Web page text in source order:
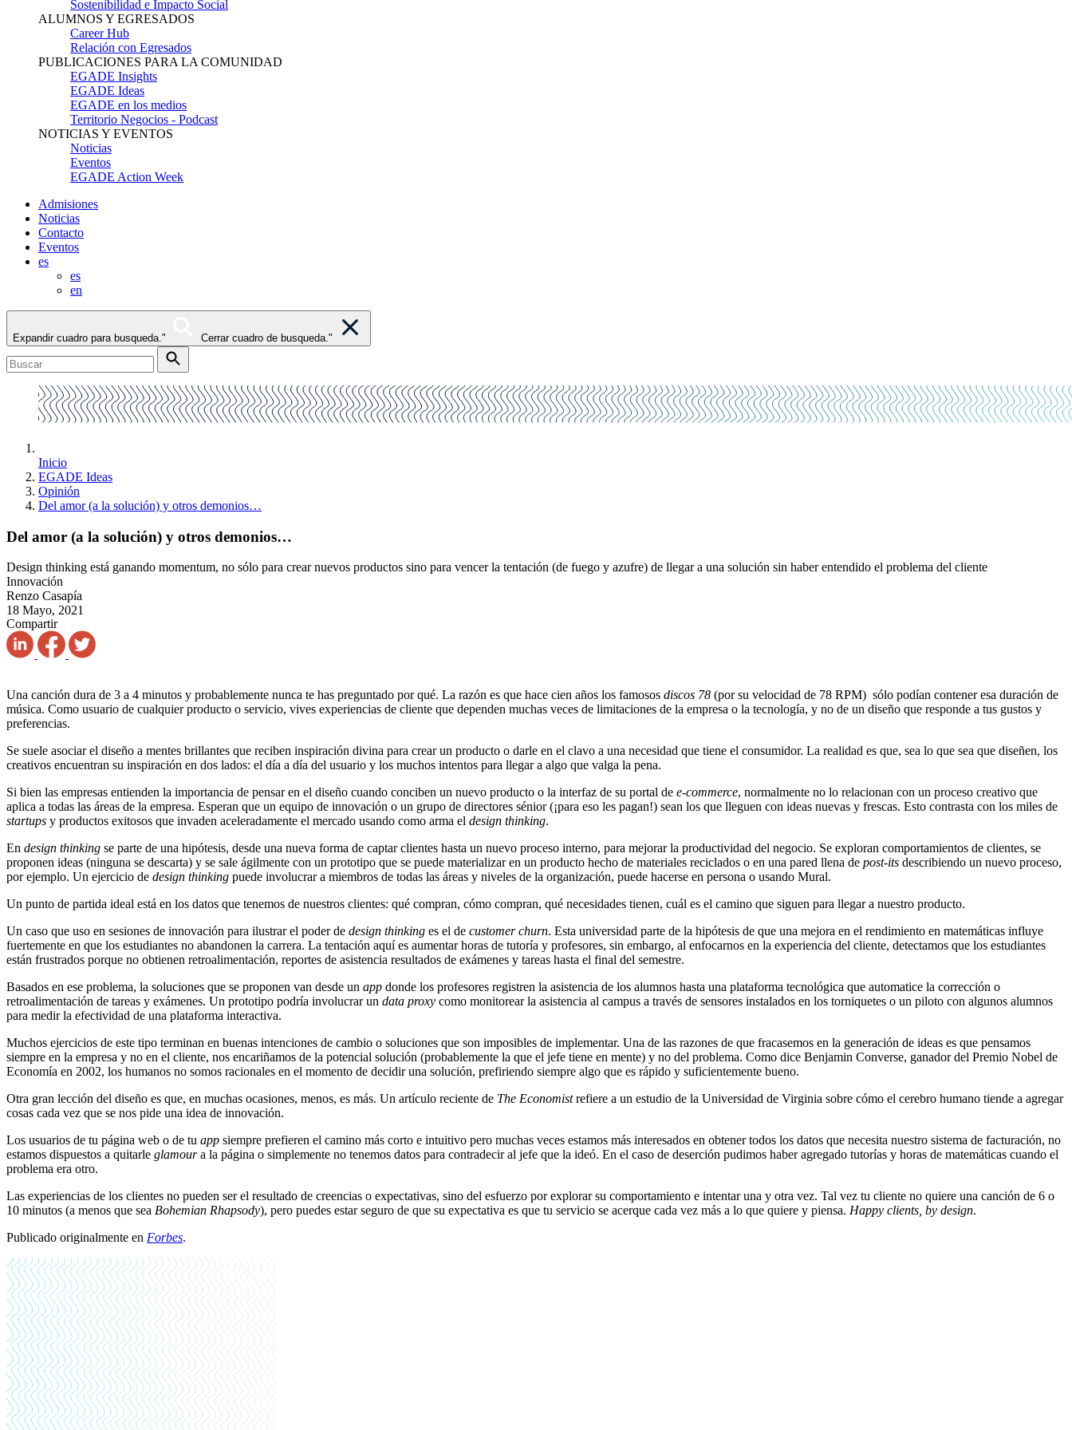
Sostenibilidad e Impacto Social
ALUMNOS Y EGRESADOS
Career Hub
Relación con Egresados
PUBLICACIONES PARA LA COMUNIDAD
EGADE Insights
EGADE Ideas
EGADE en los medios
Territorio Negocios - Podcast
NOTICIAS Y EVENTOS
Noticias
Eventos
EGADE Action Week
Admisiones
Noticias
Contacto
Eventos
es
es
en
Expandir cuadro para busqueda." Cerrar cuadro de busqueda."
Inicio
EGADE Ideas
Opinión
Del amor (a la solución) y otros demonios…
Del amor (a la solución) y otros demonios…
Design thinking está ganando momentum, no sólo para crear nuevos productos sino para vencer la tentación (de fuego y azufre) de llegar a una solución sin haber entendido el problema del cliente
Innovación
Renzo Casapía
18 Mayo, 2021
Compartir
Una canción dura de 3 a 4 minutos y probablemente nunca te has preguntado por qué. La razón es que hace cien años los famosos discos 78 (por su velocidad de 78 RPM) sólo podían contener esa duración de
música. Como usuario de cualquier producto o servicio, vives experiencias de cliente que dependen muchas veces de limitaciones de la empresa o la tecnología, y no de un diseño que responde a tus gustos y
preferencias.
Se suele asociar el diseño a mentes brillantes que reciben inspiración divina para crear un producto o darle en el clavo a una necesidad que tiene el consumidor. La realidad es que, sea lo que sea que diseñen, los
creativos encuentran su inspiración en dos lados: el día a día del usuario y los muchos intentos para llegar a algo que valga la pena.
Si bien las empresas entienden la importancia de pensar en el diseño cuando conciben un nuevo producto o la interfaz de su portal de e-commerce, normalmente no lo relacionan con un proceso creativo que
aplica a todas las áreas de la empresa. Esperan que un equipo de innovación o un grupo de directores sénior (¡para eso les pagan!) sean los que lleguen con ideas nuevas y frescas. Esto contrasta con los miles de
startups y productos exitosos que invaden aceleradamente el mercado usando como arma el design thinking.
En design thinking se parte de una hipótesis, desde una nueva forma de captar clientes hasta un nuevo proceso interno, para mejorar la productividad del negocio. Se exploran comportamientos de clientes, se
proponen ideas (ninguna se descarta) y se sale ágilmente con un prototipo que se puede materializar en un producto hecho de materiales reciclados o en una pared llena de post-its describiendo un nuevo proceso,
por ejemplo. Un ejercicio de design thinking puede involucrar a miembros de todas las áreas y niveles de la organización, puede hacerse en persona o usando Mural.
Un punto de partida ideal está en los datos que tenemos de nuestros clientes: qué compran, cómo compran, qué necesidades tienen, cuál es el camino que siguen para llegar a nuestro producto.
Un caso que uso en sesiones de innovación para ilustrar el poder de design thinking es el de customer churn. Esta universidad parte de la hipótesis de que una mejora en el rendimiento en matemáticas influye
fuertemente en que los estudiantes no abandonen la carrera. La tentación aquí es aumentar horas de tutoría y profesores, sin embargo, al enfocarnos en la experiencia del cliente, detectamos que los estudiantes
están frustrados porque no obtienen retroalimentación, reportes de asistencia resultados de exámenes y tareas hasta el final del semestre.
Basados en ese problema, la soluciones que se proponen van desde un app donde los profesores registren la asistencia de los alumnos hasta una plataforma tecnológica que automatice la corrección o
retroalimentación de tareas y exámenes. Un prototipo podría involucrar un data proxy como monitorear la asistencia al campus a través de sensores instalados en los torniquetes o un piloto con algunos alumnos
para medir la efectividad de una plataforma interactiva.
Muchos ejercicios de este tipo terminan en buenas intenciones de cambio o soluciones que son imposibles de implementar. Una de las razones de que fracasemos en la generación de ideas es que pensamos
siempre en la empresa y no en el cliente, nos encariñamos de la potencial solución (probablemente la que el jefe tiene en mente) y no del problema. Como dice Benjamin Converse, ganador del Premio Nobel de
Economía en 2002, los humanos no somos racionales en el momento de decidir una solución, prefiriendo siempre algo que es rápido y suficientemente bueno.
Otra gran lección del diseño es que, en muchas ocasiones, menos, es más. Un artículo reciente de The Economistrefiere a un estudio de la Universidad de Virginia sobre cómo el cerebro humano tiende a agregar
cosas cada vez que se nos pide una idea de innovación.
Los usuarios de tu página web o de tu app siempre prefieren el camino más corto e intuitivo pero muchas veces estamos más interesados en obtener todos los datos que necesita nuestro sistema de facturación, no
estamos dispuestos a quitarle glamoura la página o simplemente no tenemos datos para contradecir al jefe que la ideó. En el caso de deserción pudimos haber agregado tutorías y horas de matemáticas cuando el
problema era otro.
Las experiencias de los clientes no pueden ser el resultado de creencias o expectativas, sino del esfuerzo por explorar su comportamiento e intentar una y otra vez. Tal vez tu cliente no quiere una canción de 6 o
10 minutos (a menos que sea Bohemian Rhapsody), pero puedes estar seguro de que su expectativa es que tu servicio se acerque cada vez más a lo que quiere y piensa. Happy clients, by design.
Publicado originalmente en Forbes.